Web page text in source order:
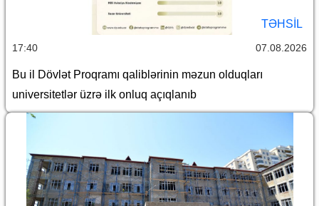
TƏHSIL
17:40 07.08.2026
Bu il Dövlət Proqramı qaliblərinin məzun olduqları
universitetlər üzrə ilk onluq açıqlanıb